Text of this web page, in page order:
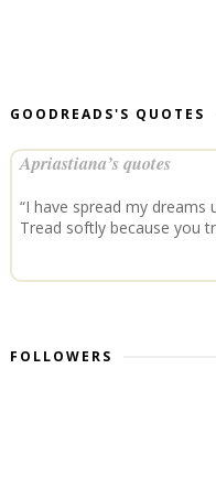
GOODREADS'S QUOTES
Apriastiana’s quotes
“I have spread my dreams
Tread softly because you
FOLLOWERS